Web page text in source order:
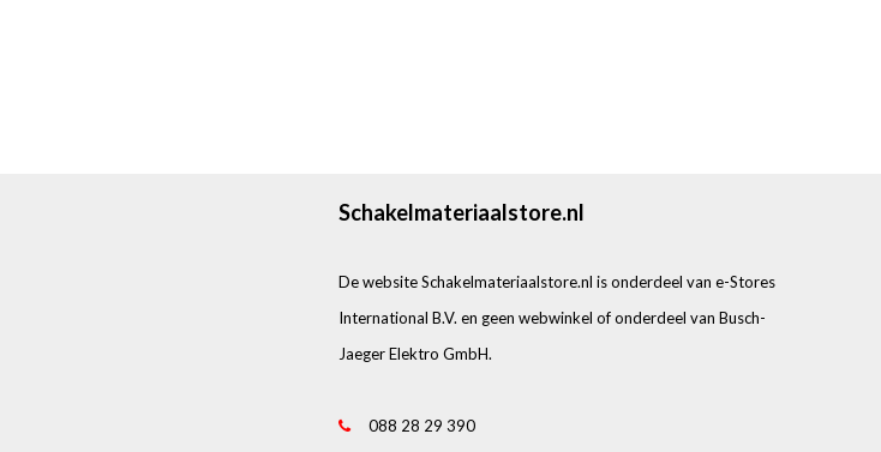
Schakelmateriaalstore.nl
De website Schakelmateriaalstore.nl is onderdeel van e-Stores
International B.V. en geen webwinkel of onderdeel van Busch-
Jaeger Elektro GmbH.
088 28 29 390